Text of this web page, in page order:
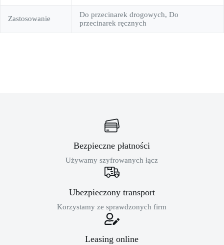
Zastosowanie
Do przecinarek drogowych, Do
przecinarek ręcznych
Bezpieczne płatności
Używamy szyfrowanych łącz
Ubezpieczony transport
Korzystamy ze sprawdzonych firm
Leasing online